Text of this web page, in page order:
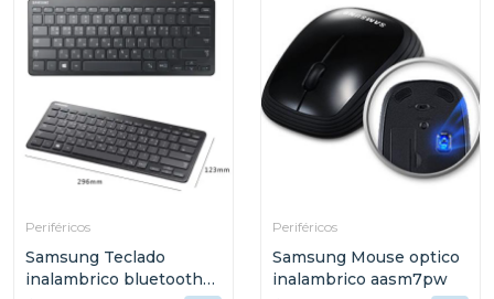
Periféricos
Samsung Teclado
inalambrico bluetooth
Periféricos
Samsung Mouse optico
inalambrico aasm7pw